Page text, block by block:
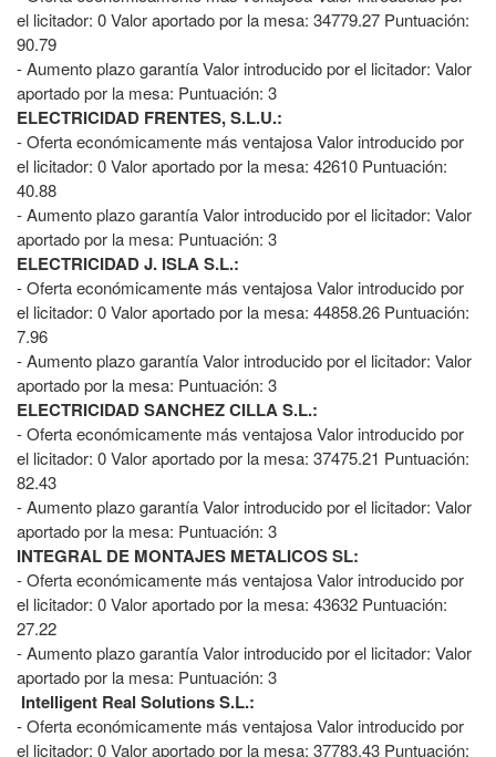
el licitador: 0 Valor aportado por la mesa: 34779.27 Puntuación:
90.79
- Aumento plazo garantía Valor introducido por el licitador: Valor
aportado por la mesa: Puntuación: 3
ELECTRICIDAD FRENTES, S.L.U.:
- Oferta económicamente más ventajosa Valor introducido por
el licitador: 0 Valor aportado por la mesa: 42610 Puntuación:
40.88
- Aumento plazo garantía Valor introducido por el licitador: Valor
aportado por la mesa: Puntuación: 3
ELECTRICIDAD J. ISLA S.L.:
- Oferta económicamente más ventajosa Valor introducido por
el licitador: 0 Valor aportado por la mesa: 44858.26 Puntuación:
7.96
- Aumento plazo garantía Valor introducido por el licitador: Valor
aportado por la mesa: Puntuación: 3
ELECTRICIDAD SANCHEZ CILLA S.L.:
- Oferta económicamente más ventajosa Valor introducido por
el licitador: 0 Valor aportado por la mesa: 37475.21 Puntuación:
82.43
- Aumento plazo garantía Valor introducido por el licitador: Valor
aportado por la mesa: Puntuación: 3
INTEGRAL DE MONTAJES METALICOS SL:
- Oferta económicamente más ventajosa Valor introducido por
el licitador: 0 Valor aportado por la mesa: 43632 Puntuación:
27.22
- Aumento plazo garantía Valor introducido por el licitador: Valor
aportado por la mesa: Puntuación: 3
Intelligent Real Solutions S.L.:
- Oferta económicamente más ventajosa Valor introducido por
el licitador: 0 Valor aportado por la mesa: 37783.43 Puntuación: